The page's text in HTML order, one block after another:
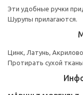
Эти удобные ручки
Шурупы прилагаются.
Цинк, Латунь,
Протирать сухой